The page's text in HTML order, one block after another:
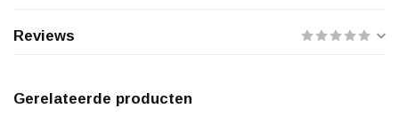
Reviews
Gerelateerde producten